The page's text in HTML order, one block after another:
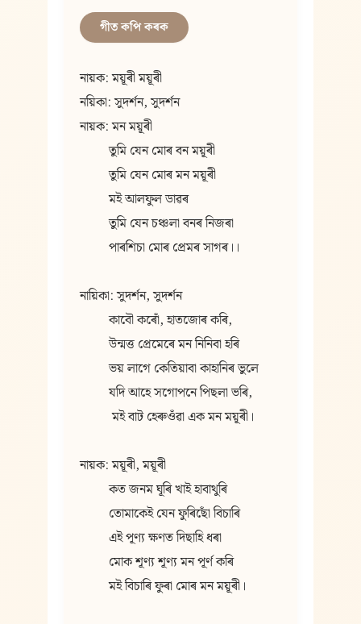
গীত কপি কৰক
নায়ক: ময়ূৰী ময়ূৰী
নয়িকা: সুদৰ্শন, সুদৰ্শন
নায়ক: মন ময়ূৰী
তুমি যেন মোৰ বন ময়ূৰী
তুমি যেন মোৰ মন ময়ূৰী
মই আলফুল ডাৱৰ
তুমি যেন চঞ্চলা বনৰ নিজৰা
পাৰশিচা মোৰ প্ৰেমৰ সাগৰ।।
নায়িকা: সুদৰ্শন, সুদৰ্শন
কাবৌ কৰোঁ, হাতজোৰ কৰি,
উন্মত্ত প্ৰেমেৰে মন নিনিবা হৰি
ভয় লাগে কেতিয়াবা কাহানিৰ ভুলে
যদি আহে সগোপনে পিছলা ভৰি,
মই বাট হেৰুওঁৱা এক মন ময়ূৰী।
নায়ক: ময়ূৰী, ময়ূৰী
কত জনম ঘূৰি খাই হাবাথুৰি
তোমাকেই যেন ফুৰিছোঁ বিচাৰি
এই পূণ্য ক্ষণত দিছাহি ধৰা
মোক শূণ্য শূণ্য মন পূৰ্ণ কৰি
মই বিচাৰি ফুৰা মোৰ মন ময়ূৰী।